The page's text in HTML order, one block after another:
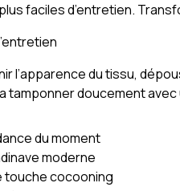
faciles d’entretien.
l’apparence du tissu,
tamponner doucement
du moment
moderne
touche cocooning